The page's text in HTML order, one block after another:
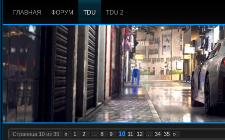
ГЛАВНАЯ ФОРУМ TDU TDU 2
Страница 10 из 35 « 1 2 8 9 10 11 12 34 35 »